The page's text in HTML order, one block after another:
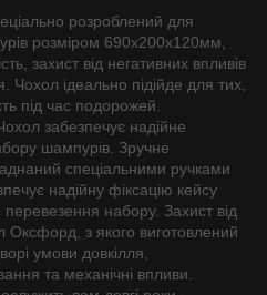
розроблений для
розміром 690х200х120мм,
захист від негативних впливів
Чохол ідеально підійде для тих,
під час подорожей.
забезпечує надійне
шампурів. Зручне
спеціальними ручками
надійну фіксацію кейсу
набору. Захист від
Оксфорд, з якого виготовлений
умови довкілля,
та механічні впливи.